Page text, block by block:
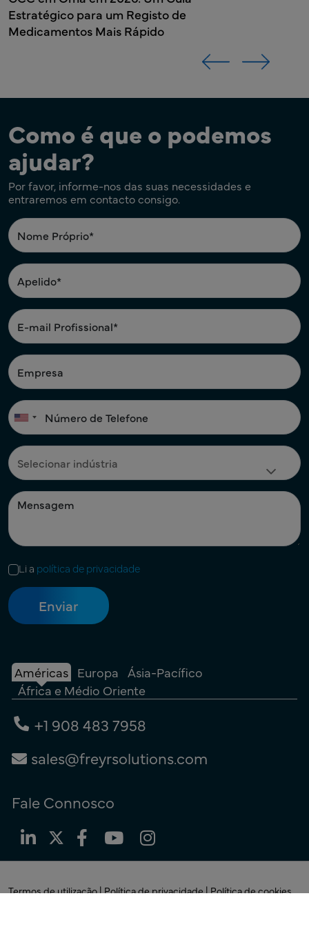
Como é que o podemos
ajudar?
Por favor, informe-nos das suas necessidades e
entraremos em contacto consigo.
Li a política de privacidade
Américas Europa Ásia-Pacífico
África e Médio Oriente
+1 908 483 7958
sales@freyrsolutions.com
Fale Connosco
Termos de utilização|Política de privacidade|Política de cookies